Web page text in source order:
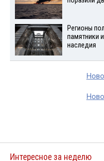
Регионы
памятники
наследия
Интересное за неделю